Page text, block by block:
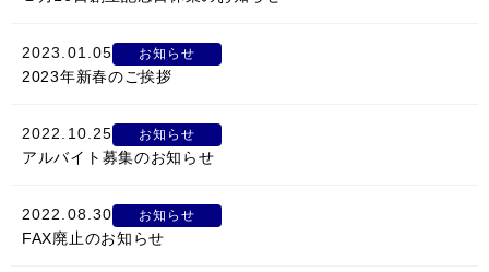
2023.01.05 お知らせ
2023年新春のご挨拶
2022.10.25 お知らせ
アルバイト募集のお知らせ
2022.08.30 お知らせ
FAX廃止のお知らせ